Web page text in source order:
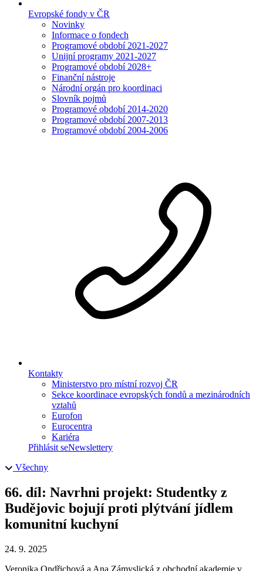
Evropské fondy v ČR
Novinky
Informace o fondech
Programové období 2021-2027
Unijní programy 2021-2027
Programové období 2028+
Finanční nástroje
Národní orgán pro koordinaci
Slovník pojmů
Programové období 2014-2020
Programové období 2007-2013
Programové období 2004-2006
Kontakty
Ministerstvo pro místní rozvoj ČR
Sekce koordinace evropských fondů a mezinárodních
vztahů
Eurofon
Eurocentra
Kariéra
Přihlásit seNewslettery
Všechny
66. díl: Navrhni projekt: Studentky z
Budějovic bojují proti plýtvání jídlem
komunitní kuchyní
24. 9. 2025
Veronika Ondřichová a Ana Zámyslická z obchodní akademie v